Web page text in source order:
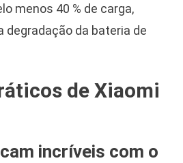
menos 40 % de carga,
degradação da bateria de
de Xiaomi
incríveis com o